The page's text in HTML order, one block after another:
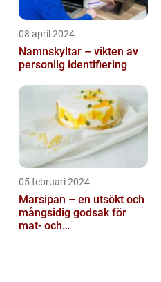
08 april 2024
Namnskyltar – vikten av
personlig identifiering
05 februari 2024
Marsipan – en utsökt och
mångsidig godsak för
mat- och